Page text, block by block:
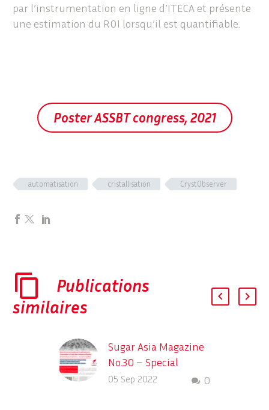
par l’instrumentation en ligne d’ITECA et présente
une estimation du ROI lorsqu’il est quantifiable.
Poster ASSBT congress, 2021
automatisation cristallisation CrystObserver
Publications
similaires
Sugar Asia Magazine
No.30 – Special
Insight – ITECA DNS 0
05 Sep 2022